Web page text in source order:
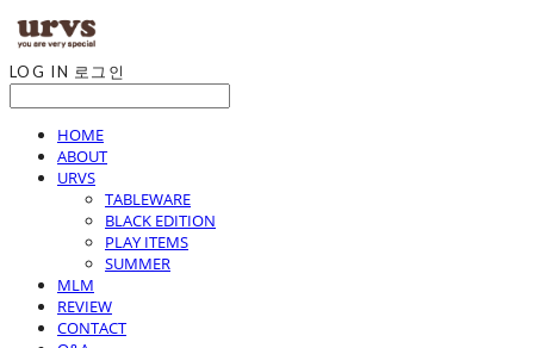
LOG IN 로그인
HOME
ABOUT
URVS
TABLEWARE
BLACK EDITION
PLAY ITEMS
SUMMER
MLM
REVIEW
CONTACT